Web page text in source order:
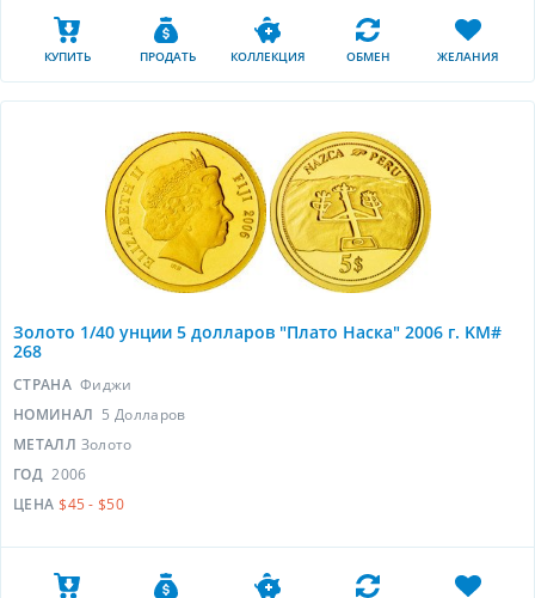
КУПИТЬ ПРОДАТЬ КОЛЛЕКЦИЯ ОБМЕН ЖЕЛАНИЯ
Золото 1/40 унции 5 долларов "Плато Наска" 2006 г. KM#
268
СТРАНА Фиджи
НОМИНАЛ 5 Долларов
МЕТАЛЛ Золото
ГОД 2006
ЦЕНА $45 - $50